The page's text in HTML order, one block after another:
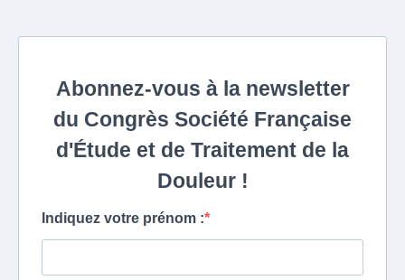
Abonnez-vous à la newsletter
du Congrès Société Française
d'Étude et de Traitement de la
Douleur !
Indiquez votre prénom :